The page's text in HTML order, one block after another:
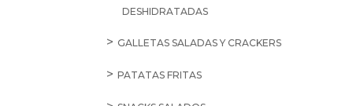
DESHIDRATADAS
GALLETAS SALADAS Y CRACKERS
PATATAS FRITAS